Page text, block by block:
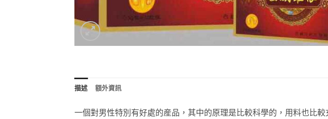
描述 額外資訊
一個對男性特別有好處的産品，其中的原理是比較科學的，用料也比